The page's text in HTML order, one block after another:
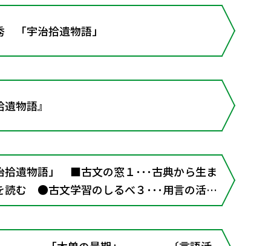
治拾遺物語」
物語』
遺物語」 ■古文の窓１･･･古典から生ま
読む ●古文学習のしるべ３･･･用言の活用
件と確定条件